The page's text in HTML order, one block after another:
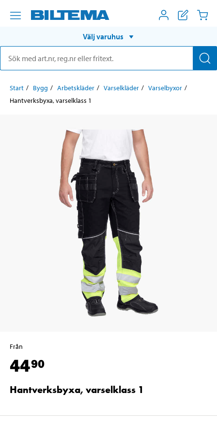
Välj varuhus
Start Bygg Arbetskläder Varselkläder
Varselbyxor
Hantverksbyxa, varselklass 1
Från
4490
Hantverksbyxa, varselklass 1